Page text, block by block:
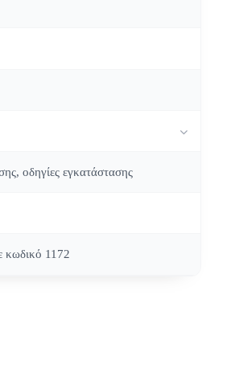
οδηγίες εγκατάστασης
κωδικό 1172